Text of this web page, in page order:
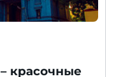
красочные